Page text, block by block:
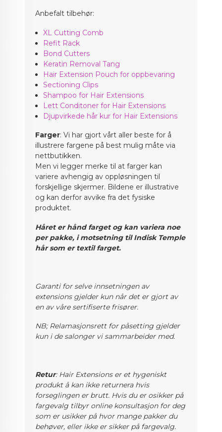
Anbefalt tilbehør:
XL Cutting Comb
Refit Rack
Bond Cutters
Keratin Removal Tang
Hair Extension Pouch for oppbevaring
Sectioning Clips
Shampoo for Hair Extensions
Lett Conditoner for Hair Extensions
Djupvirkede hår kur for Hair Extensions
Farger: Vi har gjort vårt aller beste for å
illustrere fargene på best mulig måte via
nettbutikken.
Men vi legger merke til at farger kan
variere avhengig av oppløsningen til
forskjellige skjermer. Bildene er illustrative
og kan derfor avvike fra det fysiske
produktet.
Håret er hånd farget og kan variera noe
per pakke, i motsetning til Indisk Temple
hår som er textil farget.
Garanti for selve innsetningen av
extensions gjelder kun når det er gjort av
en av våre sertifiserte frisører.
NB; Relamasjonsrett for påsetting gjelder
kun i de salonger vi sammarbeider med.
Retur: Hair Extensions er et hygeniskt
produkt å kan ikke returnera hvis
forseglingen er brutt. Hvis du er osikker på
fargevalg tilbyr online konsultasjon for deg
som er usikker på hvor mange pakker du
behøver, eller ikke er sikker på fargevalg.